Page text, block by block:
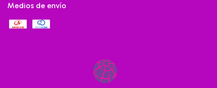
Medios de envío